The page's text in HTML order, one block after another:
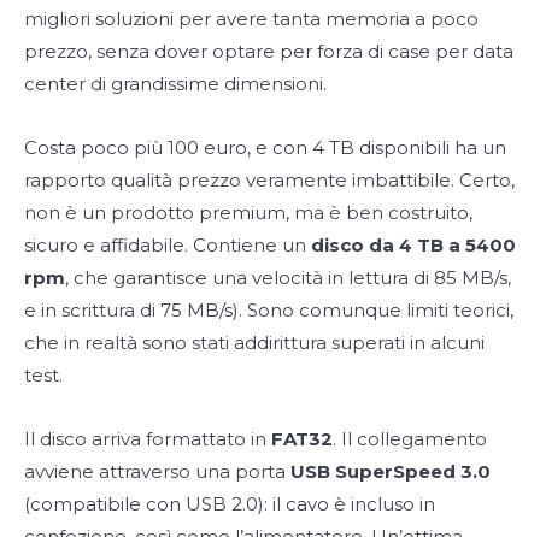
migliori soluzioni per avere tanta memoria a poco
prezzo, senza dover optare per forza di case per data
center di grandissime dimensioni.
Costa poco più 100 euro, e con 4 TB disponibili ha un
rapporto qualità prezzo veramente imbattibile. Certo,
non è un prodotto premium, ma è ben costruito,
sicuro e affidabile. Contiene un disco da 4 TB a 5400
rpm, che garantisce una velocità in lettura di 85 MB/s,
e in scrittura di 75 MB/s). Sono comunque limiti teorici,
che in realtà sono stati addirittura superati in alcuni
test.
Il disco arriva formattato in FAT32. Il collegamento
avviene attraverso una porta USB SuperSpeed 3.0
(compatibile con USB 2.0): il cavo è incluso in